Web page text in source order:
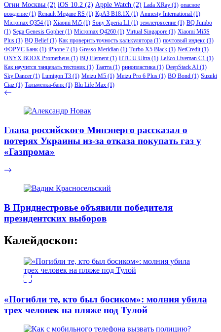
Огни Москвы (2) iOS 10.2 (2) Apple Watch (2) Lada XRay (1) опасное
вождение (1) Renault Megane RS (1) КрАЗ В18.1Х (1) Amnesty International (1)
Micromax Q354 (1) Xiaomi Mi5 (1) Sony Xperia L1 (1) землетрясение (1) BQ Jumbo
(1) Sega Genesis Gopher (1) Micromax Q4260 (1) Virtual Singapore (1) Xiaomi Mi5S
Plus (1) BQ Belief (1) Как проверить точность калькулятора (1) почтовый индекс (1)
ФОРУС Банк (1) iPhone 7 (1) Gresso Meridian (1) Turbo X5 Black (1) NetCredit(1)
ONYX BOOX Prometheus (1) BQ Element(1) HTC U Ultra (1) LeEco Liveman C1 (1)
Как научится танцевать тектоник (1) Таатта (1) ринопластика (1) DeepStack AI (1)
Sky Dancer (1) Lumigon T3 (1) Meizu M5 (1) Meizu Pro 6 Plus (1) BQ Bond (1) Suzuki
Ciaz (1) Тальменка-банк (1) Blu Life Max (1)
Глава российского Минэнерго рассказал о
потерях Украины из-за отказа покупать газ у
«Газпрома»
В Приднестровье объявили победителя
президентских выборов
Калейдоскоп:
«Погибли те, кто был босиком»: молния убила
трех человек на пляже под Тулой